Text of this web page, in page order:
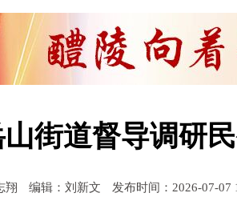
街道督导调研
翔 编辑：刘新文 发布时间：2026-07-07